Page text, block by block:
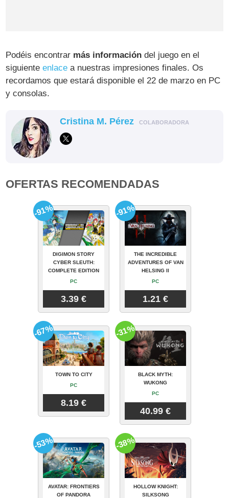
Podéis encontrar más información del juego en el
siguienteenlace a nuestras impresiones finales. Os
recordamos que estará disponible el 22 de marzo en PC
y consolas.
Cristina M. Pérez COLABORADORA
OFERTAS RECOMENDADAS
DIGIMON STORY
CYBER SLEUTH:
COMPLETE EDITION
PC
3.39 €
-91%
THE INCREDIBLE
ADVENTURES OF VAN
HELSING II
PC
1.21 €
-91%
TOWN TO CITY
PC
8.19 €
-67%
BLACK MYTH:
WUKONG
PC
40.99 €
-31%
AVATAR: FRONTIERS
OF PANDORA
-53%
HOLLOW KNIGHT:
SILKSONG
-38%